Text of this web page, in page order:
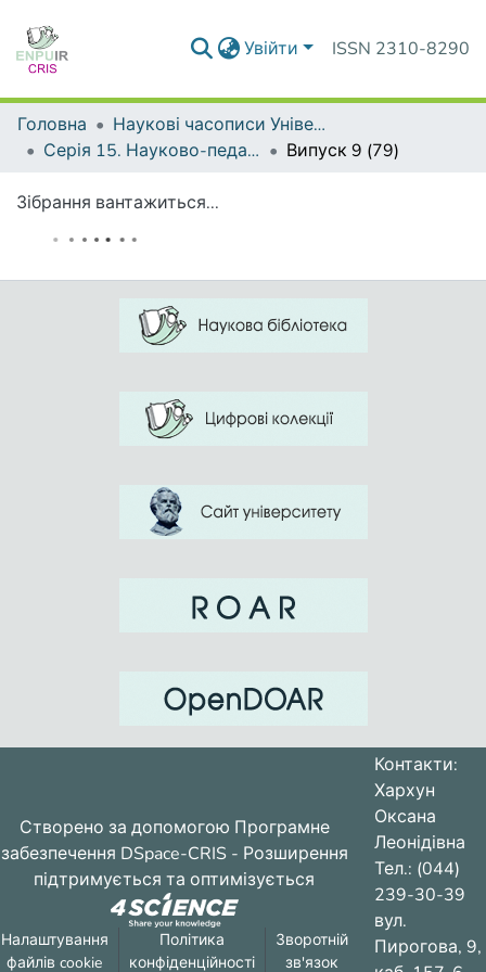
Увійти ISSN 2310-8290
Головна
Наукові часописи Університету
Серія 15. Науково-педагогічні проблеми фізичної культури (фізична культура і спорт)
Випуск 9 (79)
Зібрання вантажиться...
Створено за допомогою Програмне
забезпечення DSpace-CRIS - Розширення
підтримується та оптимізується
Налаштування
файлів cookie
Політика
конфіденційності
Зворотній
зв'язок
Контакти:
Хархун
Оксана
Леонідівна
Тел.: (044)
239-30-39
вул.
Пирогова, 9,